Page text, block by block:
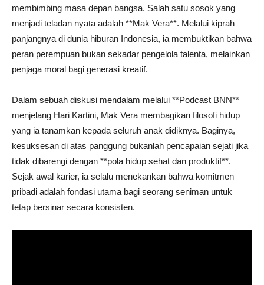
membimbing masa depan bangsa. Salah satu sosok yang
menjadi teladan nyata adalah **Mak Vera**. Melalui kiprah
panjangnya di dunia hiburan Indonesia, ia membuktikan bahwa
peran perempuan bukan sekadar pengelola talenta, melainkan
penjaga moral bagi generasi kreatif.
Dalam sebuah diskusi mendalam melalui **Podcast BNN**
menjelang Hari Kartini, Mak Vera membagikan filosofi hidup
yang ia tanamkan kepada seluruh anak didiknya. Baginya,
kesuksesan di atas panggung bukanlah pencapaian sejati jika
tidak dibarengi dengan **pola hidup sehat dan produktif**.
Sejak awal karier, ia selalu menekankan bahwa komitmen
pribadi adalah fondasi utama bagi seorang seniman untuk
tetap bersinar secara konsisten.